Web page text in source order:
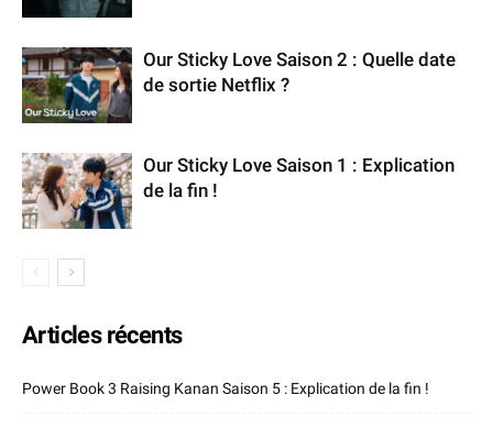
Our Sticky Love Saison 2 : Quelle date
de sortie Netflix ?
Our Sticky Love Saison 1 : Explication
de la fin !
Articles récents
Power Book 3 Raising Kanan Saison 5 : Explication de la fin !